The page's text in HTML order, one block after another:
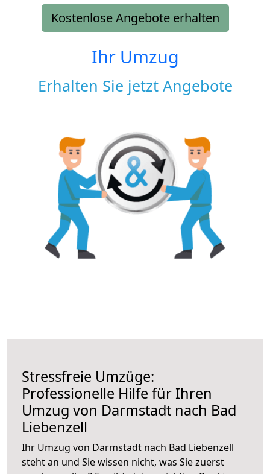
Kostenlose Angebote erhalten
Ihr Umzug
Erhalten Sie jetzt Angebote
Stressfreie Umzüge:
Professionelle Hilfe für Ihren
Umzug von Darmstadt nach Bad
Liebenzell
Ihr Umzug von Darmstadt nach Bad Liebenzell
steht an und Sie wissen nicht, was Sie zuerst